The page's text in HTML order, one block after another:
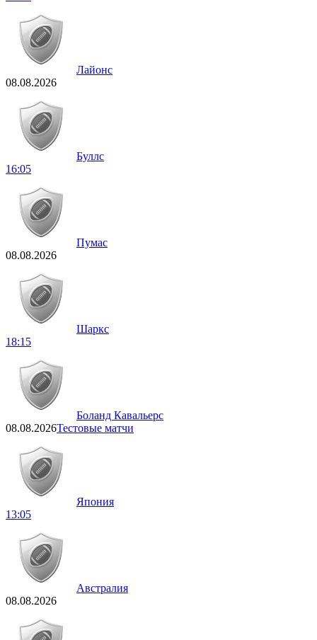
Лайонс
08.08.2026
Буллс
16:05
Пумас
08.08.2026
Шаркс
18:15
Боланд Кавальерс
08.08.2026Тестовые матчи
Япония
13:05
Австралия
08.08.2026